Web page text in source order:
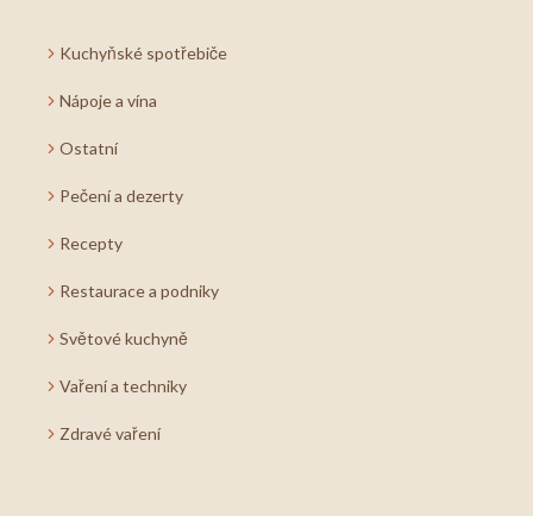
Kuchyňské spotřebiče
Nápoje a vína
Ostatní
Pečení a dezerty
Recepty
Restaurace a podniky
Světové kuchyně
Vaření a techniky
Zdravé vaření